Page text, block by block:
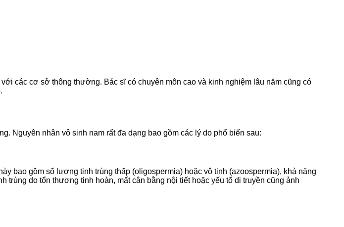
các cơ sở thông thường. Bác sĩ có chuyên môn cao và kinh nghiệm lâu năm cũng có
Nguyên nhân vô sinh nam rất đa dạng bao gồm các lý do phổ biến sau:
bao gồm số lượng tinh trùng thấp (oligospermia) hoặc vô tinh (azoospermia), khả năng
trùng do tổn thương tinh hoàn, mất cân bằng nội tiết hoặc yếu tố di truyền cũng ảnh